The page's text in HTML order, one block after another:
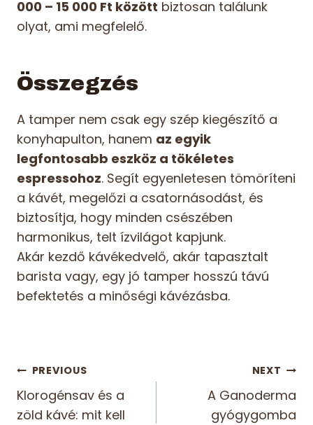
000 – 15 000 Ft között biztosan találunk
olyat, ami megfelelő.
Összegzés
A tamper nem csak egy szép kiegészítő a
konyhapulton, hanem az egyik
legfontosabb eszköz a tökéletes
espressohoz. Segít egyenletesen tömöríteni
a kávét, megelőzi a csatornásodást, és
biztosítja, hogy minden csészében
harmonikus, telt ízvilágot kapjunk.
Akár kezdő kávékedvelő, akár tapasztalt
barista vagy, egy jó tamper hosszú távú
befektetés a minőségi kávézásba.
Bejegyzés
navigáció
PREVIOUS
Klorogénsav és a
zöld kávé: mit kell
NEXT
A Ganoderma
gyógygomba